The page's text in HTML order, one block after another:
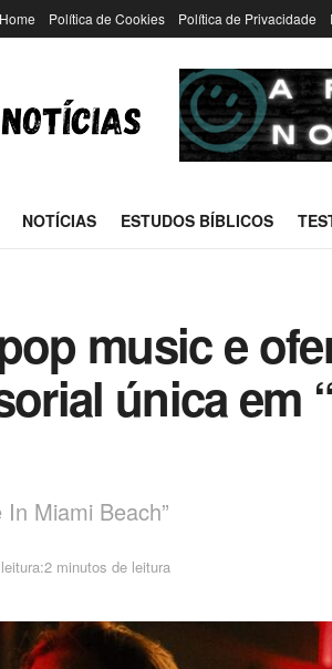
Home Política de Cookies Política de Privacidade
NOTÍCIAS ESTUDOS BÍBLICOS
music e
única em
Miami Beach”
minutos de leitura